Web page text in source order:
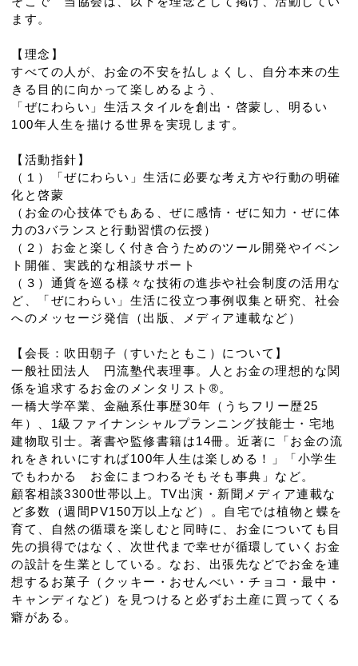
ます。
【理念】
すべての人が、お金の不安を払しょくし、自分本来の生
きる目的に向かって楽しめるよう、
「ぜにわらい」生活スタイルを創出・啓蒙し、明るい
100年人生を描ける世界を実現します。
【活動指針】
（１）「ぜにわらい」生活に必要な考え方や行動の明確
化と啓蒙
（お金の心技体でもある、ぜに感情・ぜに知力・ぜに体
力の3バランスと行動習慣の伝授）
（２）お金と楽しく付き合うためのツール開発やイベン
ト開催、実践的な相談サポート
（３）通貨を巡る様々な技術の進歩や社会制度の活用な
ど、「ぜにわらい」生活に役立つ事例収集と研究、社会
へのメッセージ発信（出版、メディア連載など）
【会長：吹田朝子（すいたともこ）について】
一般社団法人 円流塾代表理事。人とお金の理想的な関
係を追求するお金のメンタリスト®。
一橋大学卒業、金融系仕事歴30年（うちフリー歴25
年）、1級ファイナンシャルプランニング技能士・宅地
建物取引士。著書や監修書籍は14冊。近著に「お金の流
れをきれいにすれば100年人生は楽しめる！」「小学生
でもわかる お金にまつわるそもそも事典」など。
顧客相談3300世帯以上。TV出演・新聞メディア連載な
ど多数（週間PV150万以上など）。自宅では植物と蝶を
育て、自然の循環を楽しむと同時に、お金についても目
先の損得ではなく、次世代まで幸せが循環していくお金
の設計を生業としている。なお、出張先などでお金を連
想するお菓子（クッキー・おせんべい・チョコ・最中・
キャンディなど）を見つけると必ずお土産に買ってくる
癖がある。